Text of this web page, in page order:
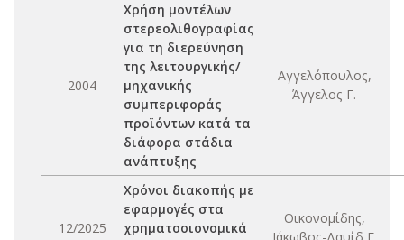
2004
Χρήση μοντέλων
στερεολιθογραφίας
για τη διερεύνηση
της λειτουργικής/
μηχανικής
συμπεριφοράς
προϊόντων κατά τα
διάφορα στάδια
ανάπτυξης
Αγγελόπουλος,
Άγγελος Γ.
12/2025
Χρόνοι διακοπής με
εφαρμογές στα
χρηματοοιονομικά
Οικονομίδης,